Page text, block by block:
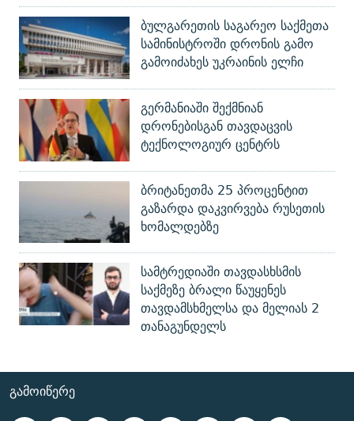
ბულგარეთის საგარეო საქმეთა
სამინისტროში დრონის გამო
გამოიძახეს უკრაინის ელჩი
გერმანიაში შექმნიან
დრონებისგან თავდაცვის
ტექნოლოგიურ ცენტრს
ბრიტანეთმა 25 პროცენტით
გაზარდა დაკვირვება რუსეთის
ხომალდებზე
სამტრედიაში თავდასხსმის
საქმეზე ბრალი წაუყენეს
თავდამსხმელსა და მელიას 2
თანაგუნდელს
ᲒᲐᲛᲝᲘᲬᲔᲠᲔ